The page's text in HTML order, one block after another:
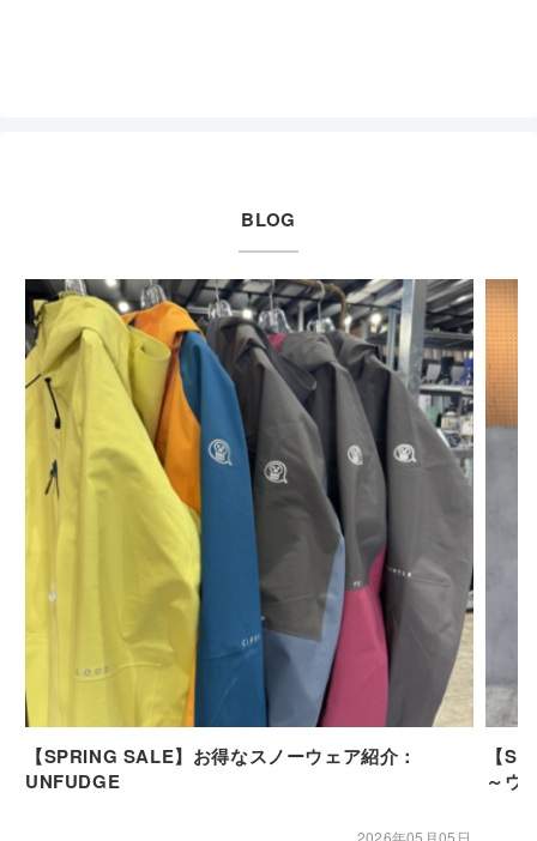
BLOG
【SPRING SALE】お得なスノーウェア紹介：
UNFUDGE
【
～ウ